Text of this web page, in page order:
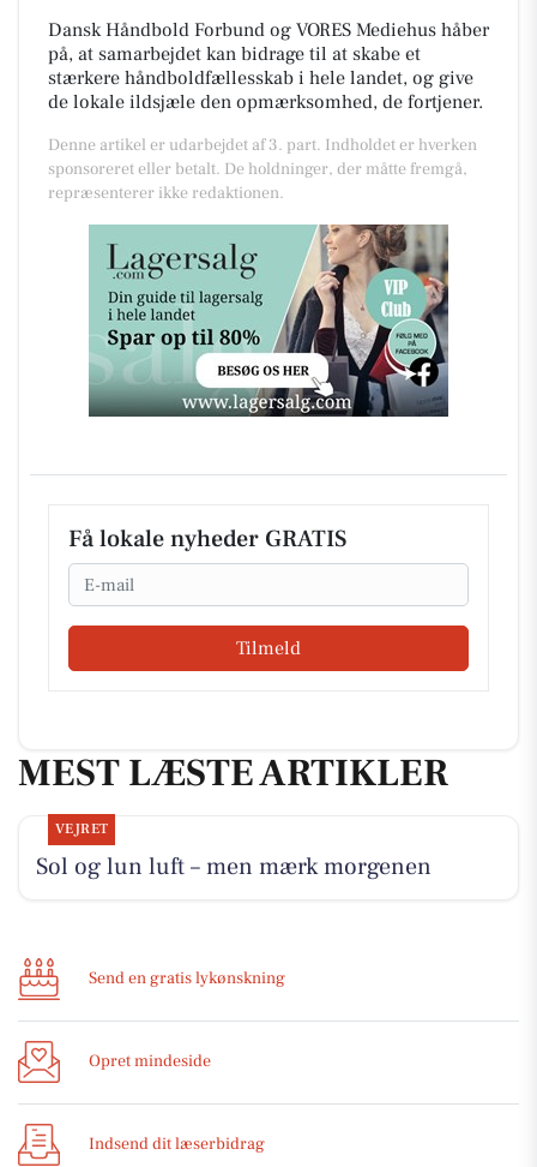
Dansk Håndbold Forbund og VORES Mediehus håber
på, at samarbejdet kan bidrage til at skabe et
stærkere håndboldfællesskab i hele landet, og give
de lokale ildsjæle den opmærksomhed, de fortjener.
Denne artikel er udarbejdet af 3. part. Indholdet er hverken
sponsoreret eller betalt. De holdninger, der måtte fremgå,
repræsenterer ikke redaktionen.
Få lokale nyheder GRATIS
Email
Tilmeld
MEST LÆSTE ARTIKLER
VEJRET
Sol og lun luft – men mærk morgenen
Send en gratis lykønskning
Opret mindeside
Indsend dit læserbidrag